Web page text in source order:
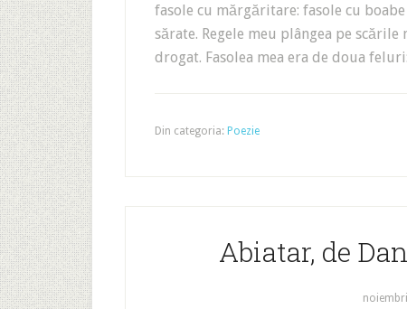
fasole cu mărgăritare: fasole cu
sărate. Regele meu plângea pe
drogat. Fasolea mea era de doua
Din categoria: Poezie
Abiatar, de